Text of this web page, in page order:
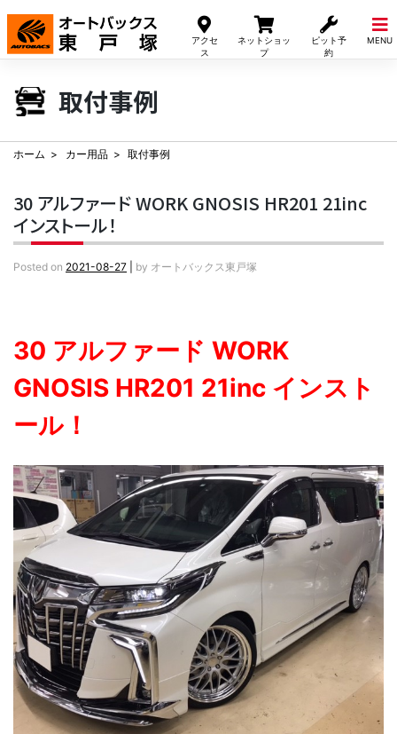
アクセ
ス
ネットショッ
プ
ピット予
約
MENU
Skip
content
取付事例
ホーム カー用品 取付事例
30 アルファード WORK GNOSIS HR201 21inc
インストール！
Posted on 2021-08-27 by オートバックス東戸塚
30 アルファード WORK
GNOSIS HR201 21inc インスト
ール！